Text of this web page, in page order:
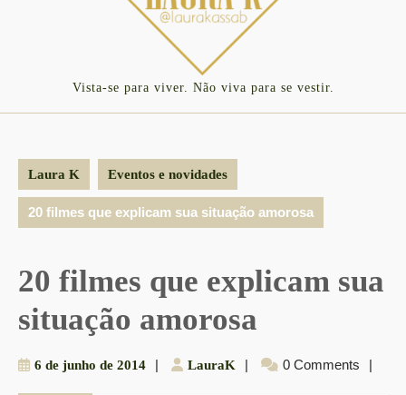
Vista-se para viver. Não viva para se vestir.
Laura K Eventos e novidades
20 filmes que explicam sua situação amorosa
20 filmes que explicam sua
situação amorosa
6 de junho de 20146
| LauraK LauraK
| 0 Comments |